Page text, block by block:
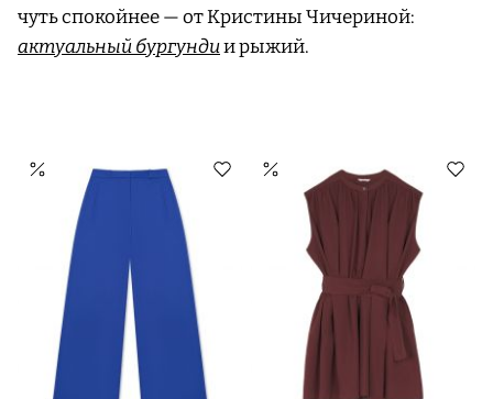
чуть спокойнее — от Кристины Чичериной:
актуальный бургундии рыжий.